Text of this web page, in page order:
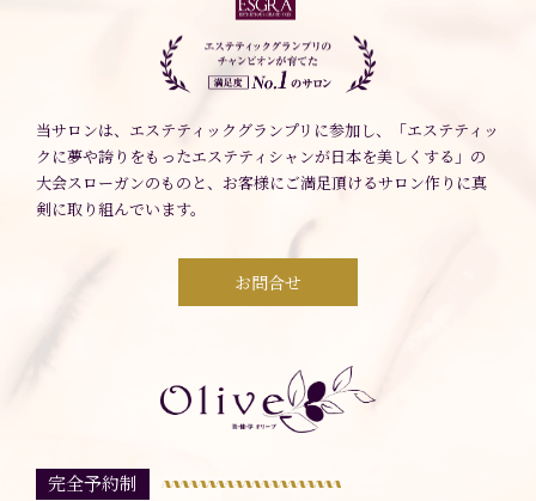
完全予約制
当サロンは、エステティックグランプリに参加し、「エステティッ
クに夢や誇りをもったエステティシャンが日本を美しくする」の
大会スローガンのものと、お客様にご満足頂けるサロン作りに真
剣に取り組んでいます。
お問合せ